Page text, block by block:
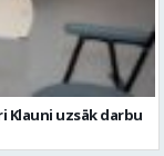
Klauni uzsāk darbu